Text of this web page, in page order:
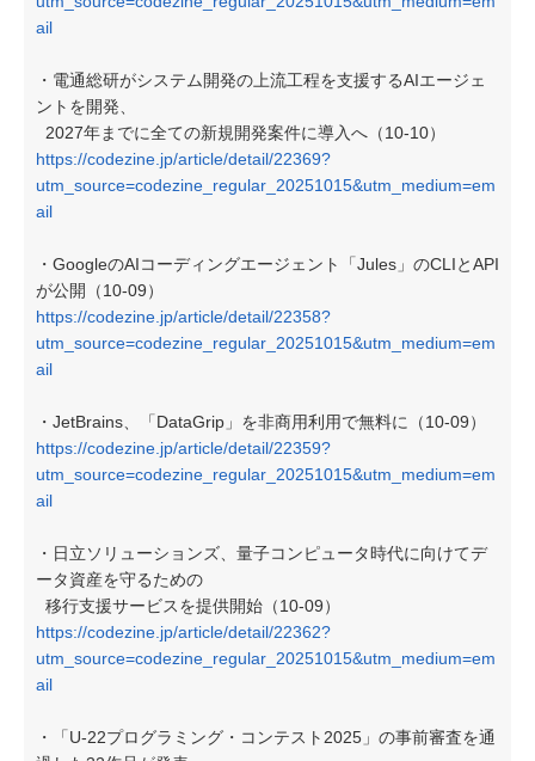
ail
・電通総研がシステム開発の上流工程を支援するAIエージェ
ントを開発、
2027年までに全ての新規開発案件に導入へ（10-10）
https://codezine.jp/article/detail/22369?
utm_source=codezine_regular_20251015&utm_medium=em
ail
・GoogleのAIコーディングエージェント「Jules」のCLIとAPI
が公開（10-09）
https://codezine.jp/article/detail/22358?
utm_source=codezine_regular_20251015&utm_medium=em
ail
・JetBrains、「DataGrip」を非商用利用で無料に（10-09）
https://codezine.jp/article/detail/22359?
utm_source=codezine_regular_20251015&utm_medium=em
ail
・日立ソリューションズ、量子コンピュータ時代に向けてデ
ータ資産を守るための
移行支援サービスを提供開始（10-09）
https://codezine.jp/article/detail/22362?
utm_source=codezine_regular_20251015&utm_medium=em
ail
・「U-22プログラミング・コンテスト2025」の事前審査を通